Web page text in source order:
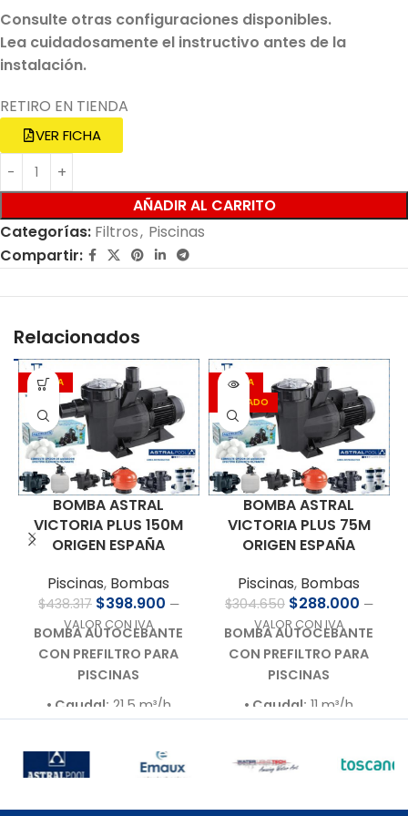
Consulte otras configuraciones disponibles.
Lea cuidadosamente el instructivo antes de la
instalación.
RETIRO EN TIENDA
VER FICHA
AÑADIR AL CARRITO
Categorías: Filtros, Piscinas
Compartir:
Relacionados
OFERTA
BOMBA ASTRAL
VICTORIA PLUS 150M
ORIGEN ESPAÑA
Piscinas, Bombas
$438.317 $398.900 —
VALOR CON IVA
BOMBA AUTOCEBANTE
CON PREFILTRO PARA
PISCINAS
• Caudal: 21,5 m³/h
• Presión de trabajo:10
• Motor:1,5 HP – 220 V –
70 dB)
OFERTA
AGOTADO
BOMBA ASTRAL
VICTORIA PLUS 75M
ORIGEN ESPAÑA
Piscinas, Bombas
$304.650 $288.000 —
VALOR CON IVA
BOMBA AUTOCEBANTE
CON PREFILTRO PARA
PISCINAS
• Caudal: 11 m³/h
• Presión de trabajo:10
• Motor:0,75 HP – 220 V
(60–70 dB)